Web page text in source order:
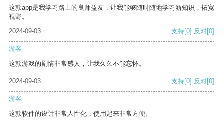
这款app是我学习路上的良师益友，让我能够随时随地学习新知识，拓宽
视野。
2024-09-03
支持[0] 反对[0]
游客
这款游戏的剧情非常感人，让我久久不能忘怀。
2024-09-03 支持[0] 反对[0]
游客
这款软件的设计非常人性化，使用起来非常方便。